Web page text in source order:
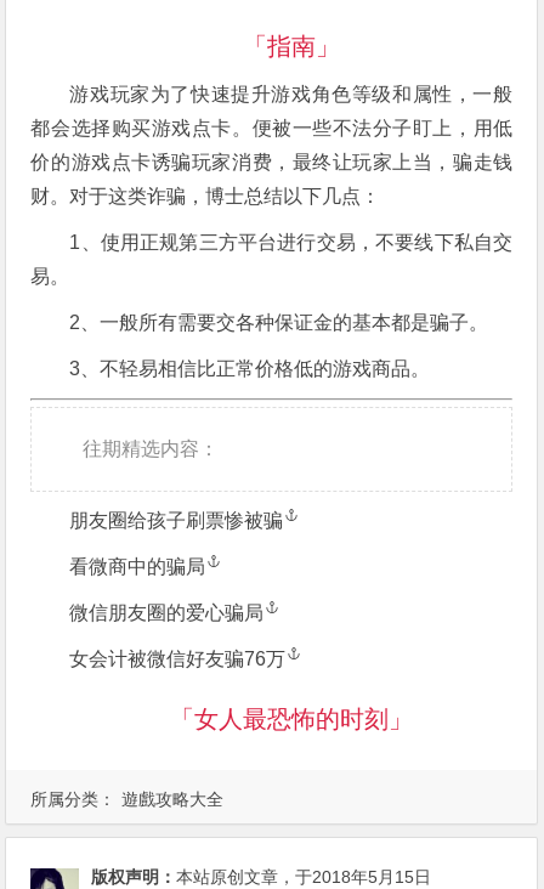
所属分类： 遊戲攻略大全
「指南」
游戏玩家为了快速提升游戏角色等级和属性，一般
都会选择购买游戏点卡。便被一些不法分子盯上，用低
价的游戏点卡诱骗玩家消费，最终让玩家上当，骗走钱
财。对于这类诈骗，博士总结以下几点：
1、使用正规第三方平台进行交易，不要线下私自交
易。
2、一般所有需要交各种保证金的基本都是骗子。
3、不轻易相信比正常价格低的游戏商品。
往期精选内容：
朋友圈给孩子刷票惨被骗
看微商中的骗局
微信朋友圈的爱心骗局
女会计被微信好友骗76万
「女人最恐怖的时刻」
版权声明：本站原创文章，于2018年5月15日